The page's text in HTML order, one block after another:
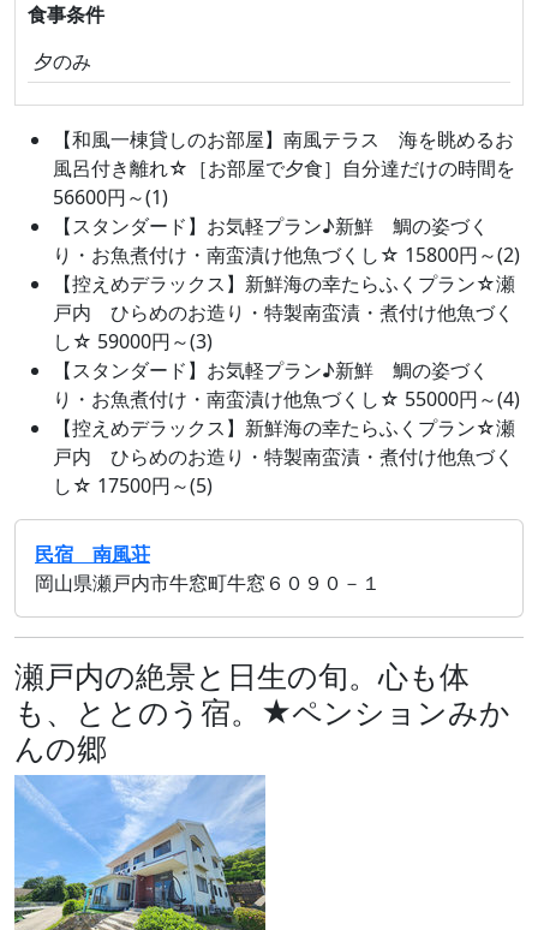
食事条件
夕のみ
【和風一棟貸しのお部屋】南風テラス 海を眺めるお
風呂付き離れ☆［お部屋で夕食］自分達だけの時間を
56600円～(1)
【スタンダード】お気軽プラン♪新鮮 鯛の姿づく
り・お魚煮付け・南蛮漬け他魚づくし☆ 15800円～(2)
【控えめデラックス】新鮮海の幸たらふくプラン☆瀬
戸内 ひらめのお造り・特製南蛮漬・煮付け他魚づく
し☆ 59000円～(3)
【スタンダード】お気軽プラン♪新鮮 鯛の姿づく
り・お魚煮付け・南蛮漬け他魚づくし☆ 55000円～(4)
【控えめデラックス】新鮮海の幸たらふくプラン☆瀬
戸内 ひらめのお造り・特製南蛮漬・煮付け他魚づく
し☆ 17500円～(5)
民宿 南風荘
岡山県瀬戸内市牛窓町牛窓６０９０－１
瀬戸内の絶景と日生の旬。心も体
も、ととのう宿。★ペンションみか
んの郷